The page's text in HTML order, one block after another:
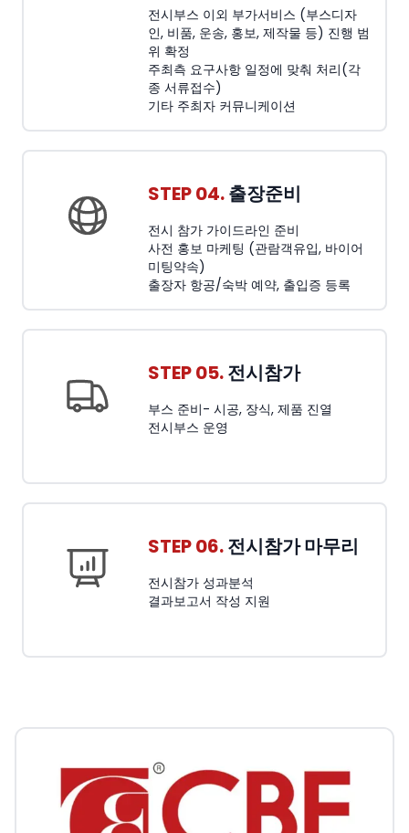
전시부스 이외 부가서비스 (부스디자
인, 비품, 운송, 홍보, 제작물 등) 진행 범
위 확정
주최측 요구사항 일정에 맞춰 처리(각
종 서류접수)
기타 주최자 커뮤니케이션
STEP 04.출장준비
전시 참가 가이드라인 준비
사전 홍보 마케팅 (관람객유입, 바이어
미팅약속)
출장자 항공/숙박 예약, 출입증 등록
STEP 05.전시참가
부스 준비- 시공, 장식, 제품 진열
전시부스 운영
STEP 06.전시참가 마무리
전시참가 성과분석
결과보고서 작성 지원